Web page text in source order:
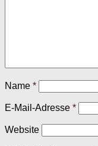
Name *
E-Mail-Adresse *
Website